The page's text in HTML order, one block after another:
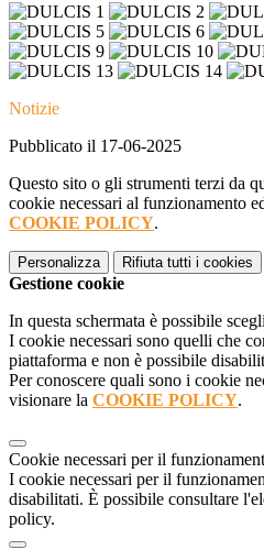
Notizie
Pubblicato il 17-06-2025
Questo sito o gli strumenti terzi da
cookie necessari al funzionamento
COOKIE POLICY.
Personalizza Rifiuta tutti i cookies
Gestione cookie
In questa schermata è possibile
I cookie necessari sono quelli che
piattaforma e non è possibile
Per conoscere quali sono i cookie
visionare la COOKIE POLICY.
Cookie necessari per il
I cookie necessari per il
disabilitati. È possibile consultare
policy.